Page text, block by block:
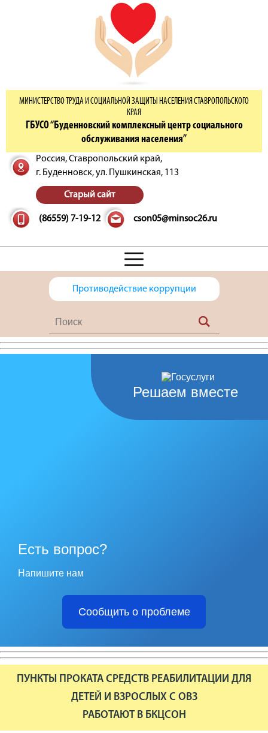
МИНИСТЕРСТВО ТРУДА И СОЦИАЛЬНОЙ ЗАЩИТЫ НАСЕЛЕНИЯ СТАВРОПОЛЬСКОГО
КРАЯ
ГБУСО “Буденновский комплексный центр социального
обслуживания населения”
Россия, Ставропольский край,
г. Буденновск,ул. Пушкинская, 113
Старый сайт
(86559) 7-19-12 cson05@minsoc26.ru
Противодействие коррупции
Решаем вместе
Есть вопрос?
Напишите нам
Сообщить о проблеме
ПУНКТЫ ПРОКАТА СРЕДСТВ РЕАБИЛИТАЦИИ ДЛЯ
ДЕТЕЙ И ВЗРОСЛЫХ С ОВЗ
РАБОТАЮТ В БКЦСОН